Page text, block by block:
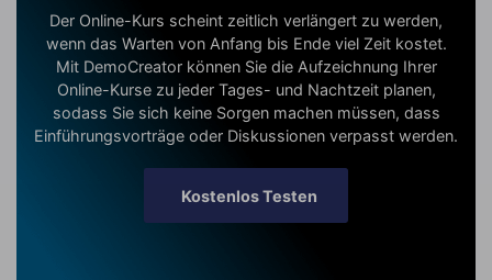
Der Online-Kurs scheint zeitlich verlängert zu werden,
wenn das Warten von Anfang bis Ende viel Zeit kostet.
Mit DemoCreator können Sie die Aufzeichnung Ihrer
Online-Kurse zu jeder Tages- und Nachtzeit planen,
sodass Sie sich keine Sorgen machen müssen, dass
Einführungsvorträge oder Diskussionen verpasst werden.
Kostenlos Testen